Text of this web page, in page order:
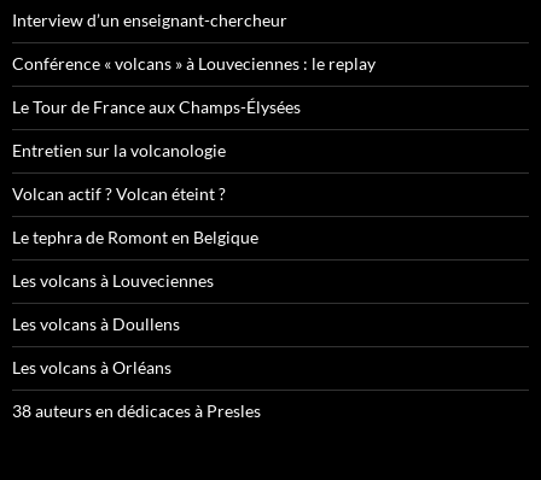
Interview d’un enseignant-chercheur
Conférence « volcans » à Louveciennes : le replay
Le Tour de France aux Champs-Élysées
Entretien sur la volcanologie
Volcan actif ? Volcan éteint ?
Le tephra de Romont en Belgique
Les volcans à Louveciennes
Les volcans à Doullens
Les volcans à Orléans
38 auteurs en dédicaces à Presles